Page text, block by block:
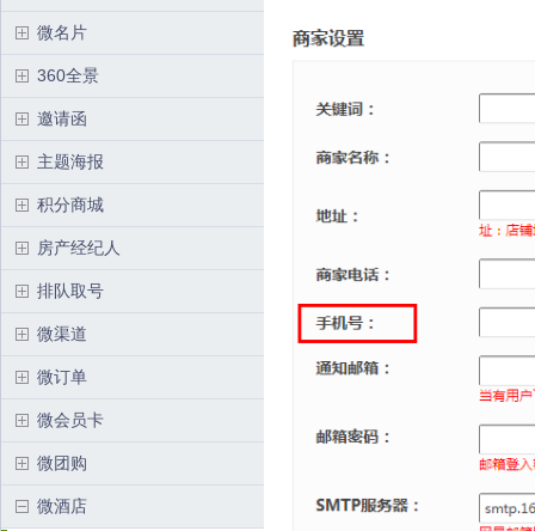
微名片
360全景
邀请函
主题海报
积分商城
房产经纪人
排队取号
微渠道
微订单
微会员卡
微团购
微酒店